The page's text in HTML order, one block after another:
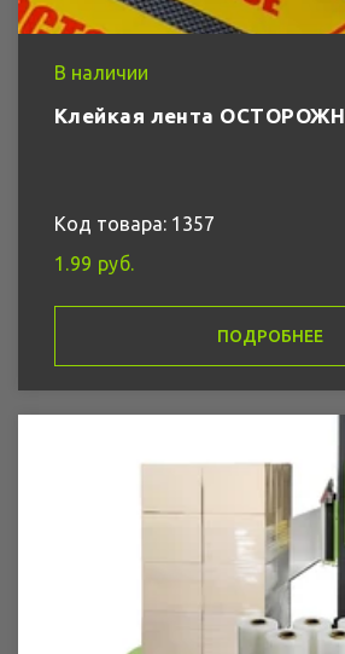
В наличии
Клейкая лента
Код товара: 1357
1.99 руб.
ПОДРОБНЕЕ